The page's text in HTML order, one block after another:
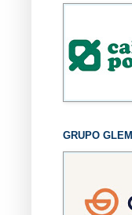
GRUPO GLEM